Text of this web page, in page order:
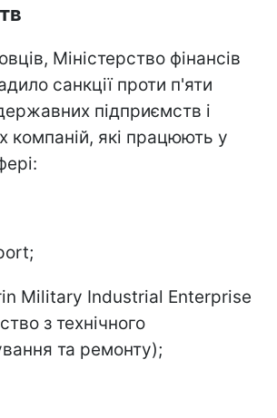
Міністерство фінансів
санкції проти п'яти
підприємств і
компаній, які працюють у
Military Industrial Enterprise
з технічного
та ремонту);